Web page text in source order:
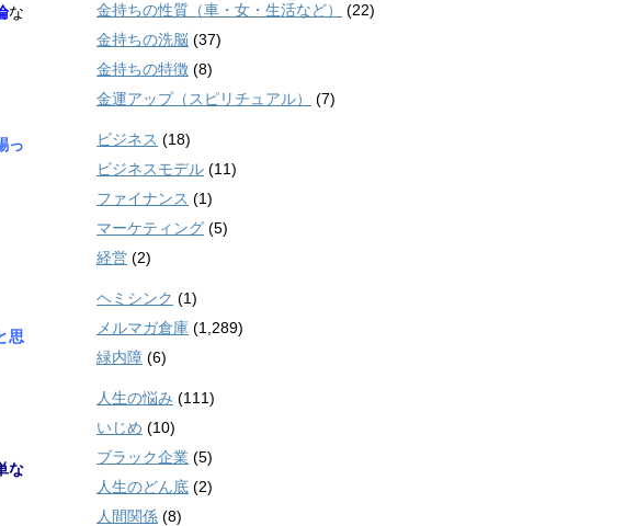
な
っ
思
な
金持ちの性質（車・女・生活など）
(22)
金持ちの洗脳 (37)
金持ちの特徴 (8)
金運アップ（スピリチュアル）
(7)
ビジネス (18)
ビジネスモデル (11)
ファイナンス (1)
マーケティング (5)
経営 (2)
ヘミシンク (1)
メルマガ倉庫 (1,289)
緑内障 (6)
人生の悩み (111)
いじめ (10)
ブラック企業 (5)
人生のどん底 (2)
人間関係 (8)